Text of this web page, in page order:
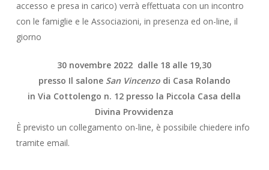
accesso e presa in carico) verrà effettuata con un incontro
con le famiglie e le Associazioni, in presenza ed on-line, il
giorno
30 novembre 2022 dalle 18 alle 19,30
presso Il salone San Vincenzodi Casa Rolando
in Via Cottolengo n. 12 presso la Piccola Casa della
Divina Provvidenza
È previsto un collegamento on-line, è possibile chiedere info
tramite email.